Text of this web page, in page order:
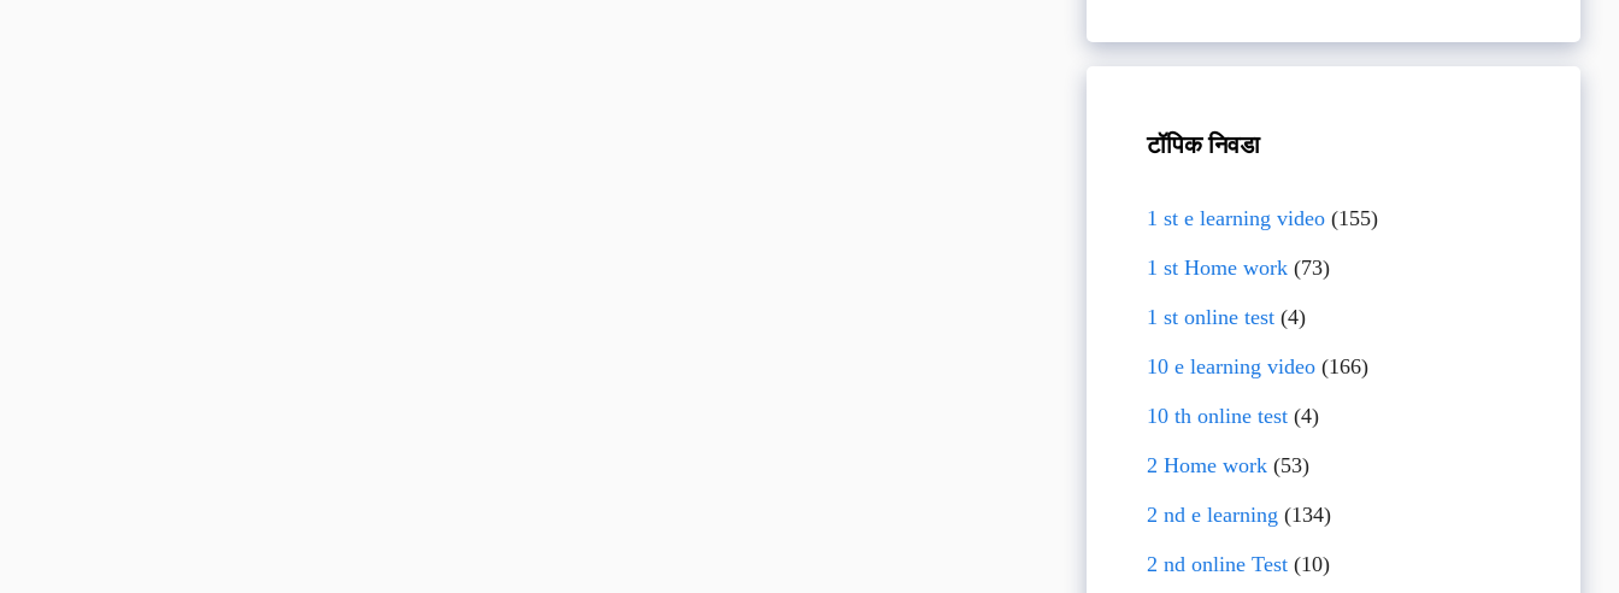
टॉपिक निवडा
1 st e learning video(155)
1 st Home work(73)
1 st online test(4)
10 e learning video(166)
10 th online test(4)
2 Home work(53)
2 nd e learning (134)
2 nd online Test(10)